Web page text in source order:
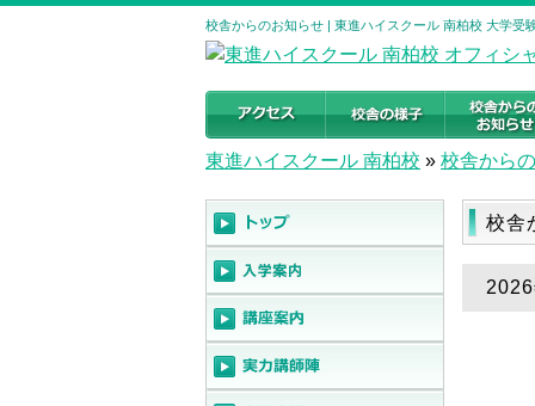
校舎からのお知らせ | 東進ハイスクール 南柏校 大学受
東進ハイスクール 南柏校 » 校舎から
校